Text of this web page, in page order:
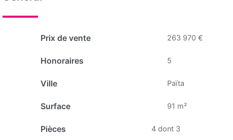
Prix de vente 263 970 €
Honoraires 5
Ville Païta
Surface 91 m²
Pièces 4 dont 3